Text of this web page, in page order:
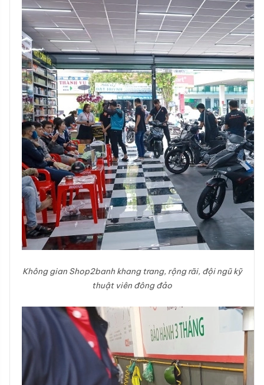
Không gian Shop2banh khang trang, rộng rãi, đội ngũ kỹ
thuật viên đông đảo